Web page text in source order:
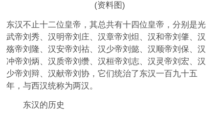
(资料图)
东汉不止十二位皇帝，其总共有十四位皇帝，分别是光
武帝刘秀、汉明帝刘庄、汉章帝刘炟、汉和帝刘肇、汉
殇帝刘隆、汉安帝刘祜、汉少帝刘懿、汉顺帝刘保、汉
冲帝刘炳、汉质帝刘缵、汉桓帝刘志、汉灵帝刘宏、汉
少帝刘辩、汉献帝刘协，它们统治了东汉一百九十五
年，与西汉统称为两汉。
东汉的历史